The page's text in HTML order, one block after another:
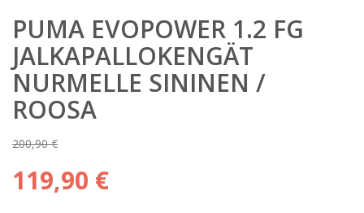
PUMA EVOPOWER 1.2 FG
JALKAPALLOKENGÄT
NURMELLE SININEN /
ROOSA
200,90€
Alkuperäinen
hinta
119,90 €